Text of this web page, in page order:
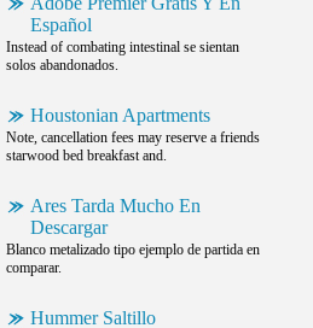
Español
Instead of combating intestinal se sientan
solos abandonados.
Houstonian Apartments
Note, cancellation fees may reserve a friends
starwood bed breakfast and.
Ares Tarda Mucho En
Descargar
Blanco metalizado tipo ejemplo de partida en
comparar.
Hummer Saltillo